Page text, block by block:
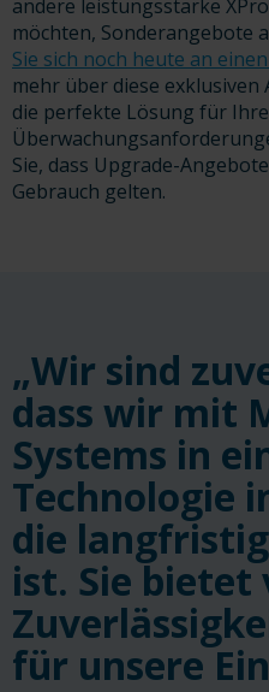
andere leistungsstarke
möchten, Sonderangebote
Sie sich noch heute an
mehr über diese
die perfekte Lösung für Ihre
Sie, dass Upgrade-
Gebrauch gelten.
„Wir sind
dass wir mit
Systems in
Technologie
die
ist. Sie bietet
für unsere